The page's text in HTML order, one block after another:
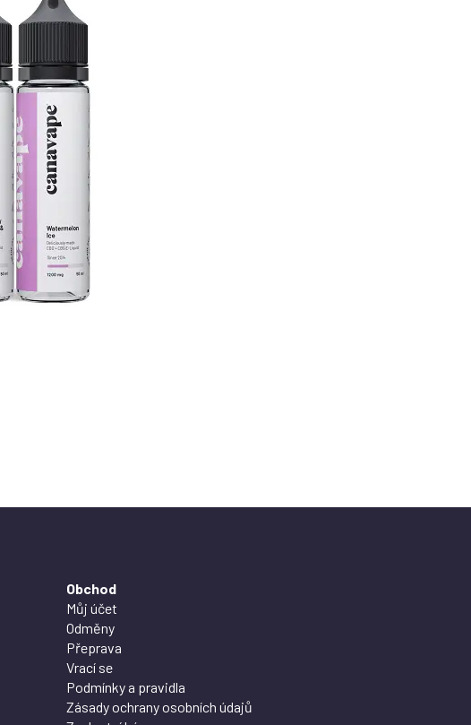
Obchod
Můj účet
Odměny
Přeprava
Vrací se
Podmínky a pravidla
Zásady ochrany osobních údajů